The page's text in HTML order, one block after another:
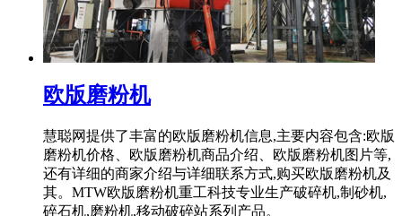
欧版磨粉机
慧聪网提供了丰富的欧版磨粉机信息,主要内容包含:欧版
磨粉机价格、欧版磨粉机商品介绍、欧版磨粉机图片等,
还有详细的商家介绍与详细联系方式,购买欧版磨粉机及
其。MTW欧版磨粉机重工科技专业生产破碎机,制砂机,
碎石机,磨粉机,移动破碎站系列产品。